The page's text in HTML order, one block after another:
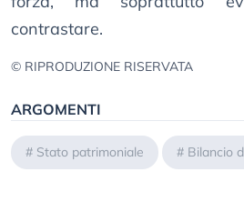
contrastare.
© RIPRODUZIONE RISERVATA
ARGOMENTI
# Stato patrimoniale # Bilancio